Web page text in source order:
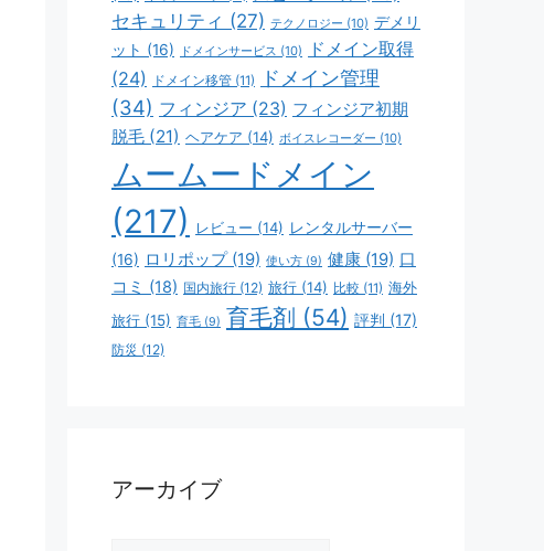
セキュリティ (27) テクノロジー (10) デメリ
ット (16) ドメインサービス (10)
ドメイン取得
(24)
ドメイン移管 (11)
ドメイン管理
(34) フィンジア (23) フィンジア初期
脱毛 (21) ヘアケア (14) ボイスレコーダー (10)
ムームードメイン
(217)
レビュー (14) レンタルサーバー
(16) ロリポップ(19) 使い方 (9) 健康 (19) 口
コミ (18) 国内旅行 (12) 旅行 (14) 比較 (11) 海外
旅行 (15) 育毛 (9) 育毛剤 (54) 評判 (17)
防災 (12)
アーカイブ